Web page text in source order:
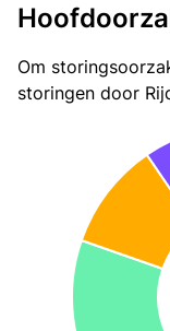
Om
storingen door